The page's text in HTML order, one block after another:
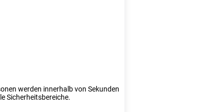
werden innerhalb von Sekunden
Sicherheitsbereiche.